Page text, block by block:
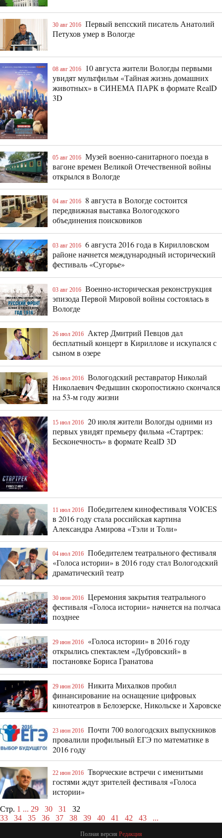
30 авг 2016 Первый вепсский писатель Анатолий
Петухов умер в Вологде
08 авг 2016
10 августа жители Вологды первыми
увидят мультфильм «Тайная жизнь домашних
животных» в СИНЕМА ПАРК в формате RealD
3D
05 авг 2016 Музей военно-санитарного поезда в
вагоне времен Великой Отечественной войны
открылся в Вологде
04 авг 2016
8 августа в Вологде состоится
передвижная выставка Вологодского
объединения поисковиков
03 авг 2016 6 августа 2016 года в Кирилловском
районе начнется международный исторический
фестиваль «Сугорье»
03 авг 2016 Военно-историческая реконструкция
эпизода Первой Мировой войны состоялась в
Вологде
26 июл 2016
Актер Дмитрий Певцов дал
бесплатный концерт в Кириллове и искупался с
сыном в озере
26 июл 2016 Вологодский реставратор Николай
Николаевич Федышин скоропостижно скончался
на 53-м году жизни
15 июл 2016 20 июля жители Вологды одними из
первых увидят премьеру фильма «Стартрек:
Бесконечность» в формате RealD 3D
11 июл 2016 Победителем кинофестиваля VOICES
в 2016 году стала российская картина
Александра Амирова «Тэли и Толи»
04 июл 2016 Победителем театрального фестиваля
«Голоса истории» в 2016 году стал Вологодский
драматический театр
30 июн 2016 Церемония закрытия театрального
фестиваля «Голоса истории» начнется на полчаса
позднее
29 июн 2016
«Голоса истории» в 2016 году
открылись спектаклем «Дубровский» в
постановке Бориса Гранатова
29 июн 2016 Никита Михалков пробил
финансирование на оснащение цифровых
кинотеатров в Белозерске, Никольске и Харовске
23 июн 2016 Почти 700 вологодских выпускников
провалили профильный ЕГЭ по математике в
2016 году
22 июн 2016 Творческие встречи с именитыми
гостями ждут зрителей фестиваля «Голоса
истории»
Стр. 1 ... 29 30 31
32
33
34 35 36 37 38 39 40 41 42 43 ...
Полная версия Редакция